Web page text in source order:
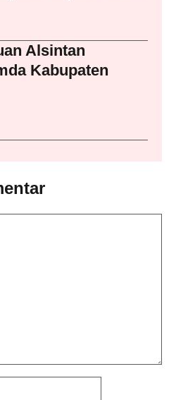
Alsintan
Kabupaten